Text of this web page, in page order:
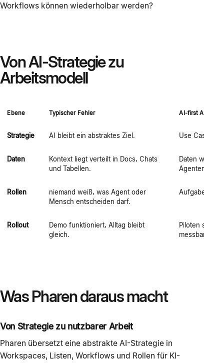
Workflows können wiederholbar werden?
Von AI-Strategie zu
Arbeitsmodell
Ebene Typischer Fehler AI-first
Strategie AI bleibt ein abstraktes Ziel. Use Cases
Daten
Kontext liegt verteilt in Docs, Chats
und Tabellen.
Daten
Agenten
Rollen
niemand weiß, was Agent oder
Mensch entscheiden darf.
Aufgaben,
Rollout
Demo funktioniert, Alltag bleibt
gleich.
Piloten
messbarem
Was Pharen daraus macht
Von Strategie zu nutzbarer Arbeit
Pharen übersetzt eine abstrakte AI-Strategie in
Workspaces, Listen, Workflows und Rollen für KI-